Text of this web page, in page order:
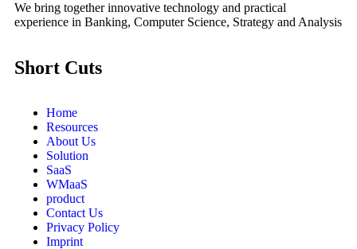
We bring together innovative technology and practical
experience in Banking, Computer Science, Strategy and Analysis
Short Cuts
Home
Resources
About Us
Solution
SaaS
WMaaS
product
Contact Us
Privacy Policy
Imprint